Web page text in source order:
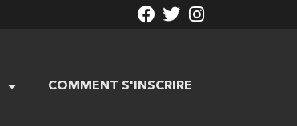
COMMENT S'INSCRIRE